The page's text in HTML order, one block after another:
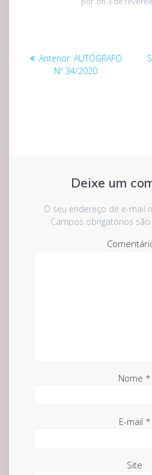
Navegação
Anterior: Post
anterior:
AUTÓGRAFO
Nº 34/2020
Deixe um
O seu endereço de e-mail
Campos obrigatórios
Nome *
E-mail *
Site